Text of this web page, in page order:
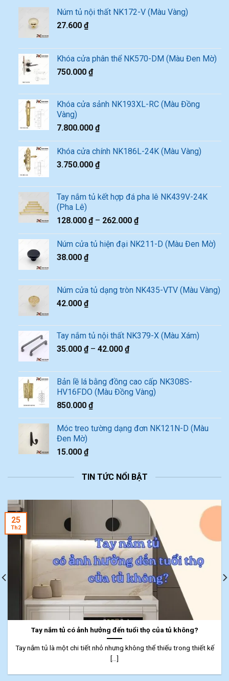
Núm tủ nội thất NK172-V (Màu Vàng)
27.600 ₫
Khóa cửa phân thể NK570-DM (Màu Đen Mờ)
750.000 ₫
Khóa cửa sảnh NK193XL-RC (Màu Đồng
Vàng)
7.800.000 ₫
Khóa cửa chính NK186L-24K (Màu Vàng)
3.750.000 ₫
Tay nắm tủ kết hợp đá pha lê NK439V-24K
(Pha Lê)
128.000 ₫– 262.000 ₫
Núm cửa tủ hiện đại NK211-D (Màu Đen Mờ)
38.000 ₫
Núm cửa tủ dạng tròn NK435-VTV (Màu Vàng)
42.000 ₫
Tay nắm tủ nội thất NK379-X (Màu Xám)
35.000 ₫– 42.000 ₫
Bản lề lá bằng đồng cao cấp NK308S-
HV16FDO (Màu Đồng Vàng)
850.000 ₫
Móc treo tường dạng đơn NK121N-D (Màu
Đen Mờ)
15.000 ₫
TIN TỨC NỔI BẬT
Tay nắm tủ có ảnh hưởng đến tuổi thọ của tủ không?
Tay nắm tủ là một chi tiết nhỏ nhưng không thể thiếu trong thiết kế
[...]
25
Th2